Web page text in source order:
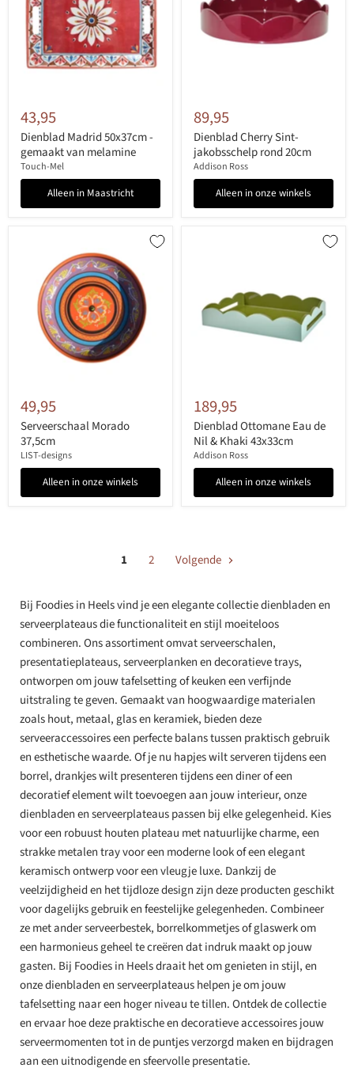
43,95
Dienblad Madrid 50x37cm -
gemaakt van melamine
Touch-Mel
Alleen in Maastricht
89,95
Dienblad Cherry Sint-
jakobsschelp rond 20cm
Addison Ross
Alleen in onze winkels
49,95
Serveerschaal Morado
37,5cm
LIST-designs
Alleen in onze winkels
189,95
Dienblad Ottomane Eau de
Nil & Khaki 43x33cm
Addison Ross
Alleen in onze winkels
1 2 Volgende
Bij Foodies in Heels vind je een elegante collectie dienbladen en
serveerplateaus die functionaliteit en stijl moeiteloos
combineren. Ons assortiment omvat serveerschalen,
presentatieplateaus, serveerplanken en decoratieve trays,
ontworpen om jouw tafelsetting of keuken een verfijnde
uitstraling te geven. Gemaakt van hoogwaardige materialen
zoals hout, metaal, glas en keramiek, bieden deze
serveeraccessoires een perfecte balans tussen praktisch gebruik
en esthetische waarde. Of je nu hapjes wilt serveren tijdens een
borrel, drankjes wilt presenteren tijdens een diner of een
decoratief element wilt toevoegen aan jouw interieur, onze
dienbladen en serveerplateaus passen bij elke gelegenheid. Kies
voor een robuust houten plateau met natuurlijke charme, een
strakke metalen tray voor een moderne look of een elegant
keramisch ontwerp voor een vleugje luxe. Dankzij de
veelzijdigheid en het tijdloze design zijn deze producten geschikt
voor dagelijks gebruik en feestelijke gelegenheden. Combineer
ze met ander serveerbestek, borrelkommetjes of glaswerk om
een harmonieus geheel te creëren dat indruk maakt op jouw
gasten. Bij Foodies in Heels draait het om genieten in stijl, en
onze dienbladen en serveerplateaus helpen je om jouw
tafelsetting naar een hoger niveau te tillen. Ontdek de collectie
en ervaar hoe deze praktische en decoratieve accessoires jouw
serveermomenten tot in de puntjes verzorgd maken en bijdragen
aan een uitnodigende en sfeervolle presentatie.